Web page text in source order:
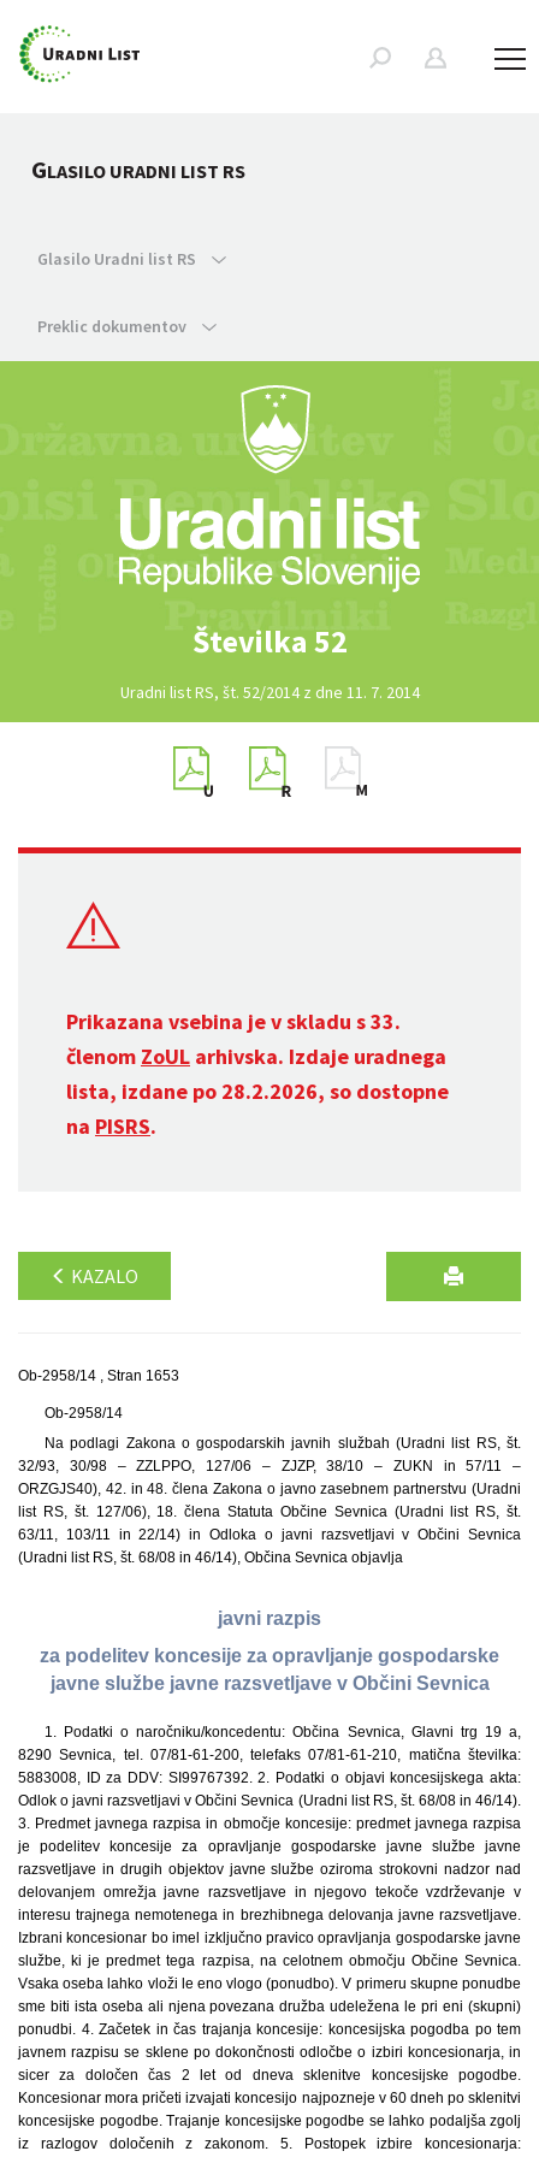
GLASILO URADNI LIST RS
Glasilo Uradni list RS
Preklic dokumentov
Številka 52
Uradni list RS, št. 52/2014 z dne 11. 7. 2014
Prikazana vsebina je v skladu s 33.
členom ZoUL arhivska. Izdaje uradnega
lista, izdane po 28.2.2026, so dostopne
na PISRS.
KAZALO
Ob-2958/14 , Stran 1653
Ob-2958/14
Na podlagi Zakona o gospodarskih javnih službah (Uradni list RS, št.
32/93, 30/98 – ZZLPPO, 127/06 – ZJZP, 38/10 – ZUKN in 57/11 –
ORZGJS40), 42. in 48. člena Zakona o javno zasebnem partnerstvu (Uradni
list RS, št. 127/06), 18. člena Statuta Občine Sevnica (Uradni list RS, št.
63/11, 103/11 in 22/14) in Odloka o javni razsvetljavi v Občini Sevnica
(Uradni list RS, št. 68/08 in 46/14), Občina Sevnica objavlja
javni razpis
za podelitev koncesije za opravljanje gospodarske
javne službe javne razsvetljave v Občini Sevnica
1. Podatki o naročniku/koncedentu: Občina Sevnica, Glavni trg 19 a,
8290 Sevnica, tel. 07/81-61-200, telefaks 07/81-61-210, matična številka:
5883008, ID za DDV: SI99767392. 2. Podatki o objavi koncesijskega akta:
Odlok o javni razsvetljavi v Občini Sevnica (Uradni list RS, št. 68/08 in 46/14).
3. Predmet javnega razpisa in območje koncesije: predmet javnega razpisa
je podelitev koncesije za opravljanje gospodarske javne službe javne
razsvetljave in drugih objektov javne službe oziroma strokovni nadzor nad
delovanjem omrežja javne razsvetljave in njegovo tekoče vzdrževanje v
interesu trajnega nemotenega in brezhibnega delovanja javne razsvetljave.
Izbrani koncesionar bo imel izključno pravico opravljanja gospodarske javne
službe, ki je predmet tega razpisa, na celotnem območju Občine Sevnica.
Vsaka oseba lahko vloži le eno vlogo (ponudbo). V primeru skupne ponudbe
sme biti ista oseba ali njena povezana družba udeležena le pri eni (skupni)
ponudbi. 4. Začetek in čas trajanja koncesije: koncesijska pogodba po tem
javnem razpisu se sklene po dokončnosti odločbe o izbiri koncesionarja, in
sicer za določen čas 2 let od dneva sklenitve koncesijske pogodbe.
Koncesionar mora pričeti izvajati koncesijo najpozneje v 60 dneh po sklenitvi
koncesijske pogodbe. Trajanje koncesijske pogodbe se lahko podaljša zgolj
iz razlogov določenih z zakonom. 5. Postopek izbire koncesionarja: